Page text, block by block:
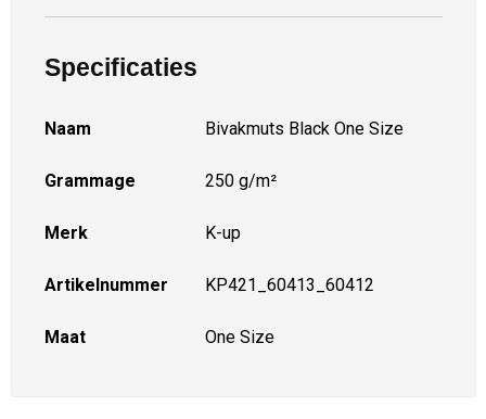
Specificaties
Naam Bivakmuts Black One Size
Grammage 250 g/m²
Merk K-up
Artikelnummer KP421_60413_60412
Maat One Size